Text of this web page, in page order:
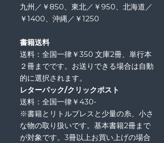
九州／￥850、東北／￥950、北海道／
￥1400、沖縄／￥1250
書籍送料
送料：全国一律￥350 文庫2冊、単行本
２冊までです。お送りできる場合は自動
的に選択されます。
レターパック/クリックポスト
送料：全国一律￥430-
※書籍とリトルプレスと少量の糸、小さ
な物の取り扱いです。基本書籍2冊まで
が対象です。3冊以上お買い上げの場合